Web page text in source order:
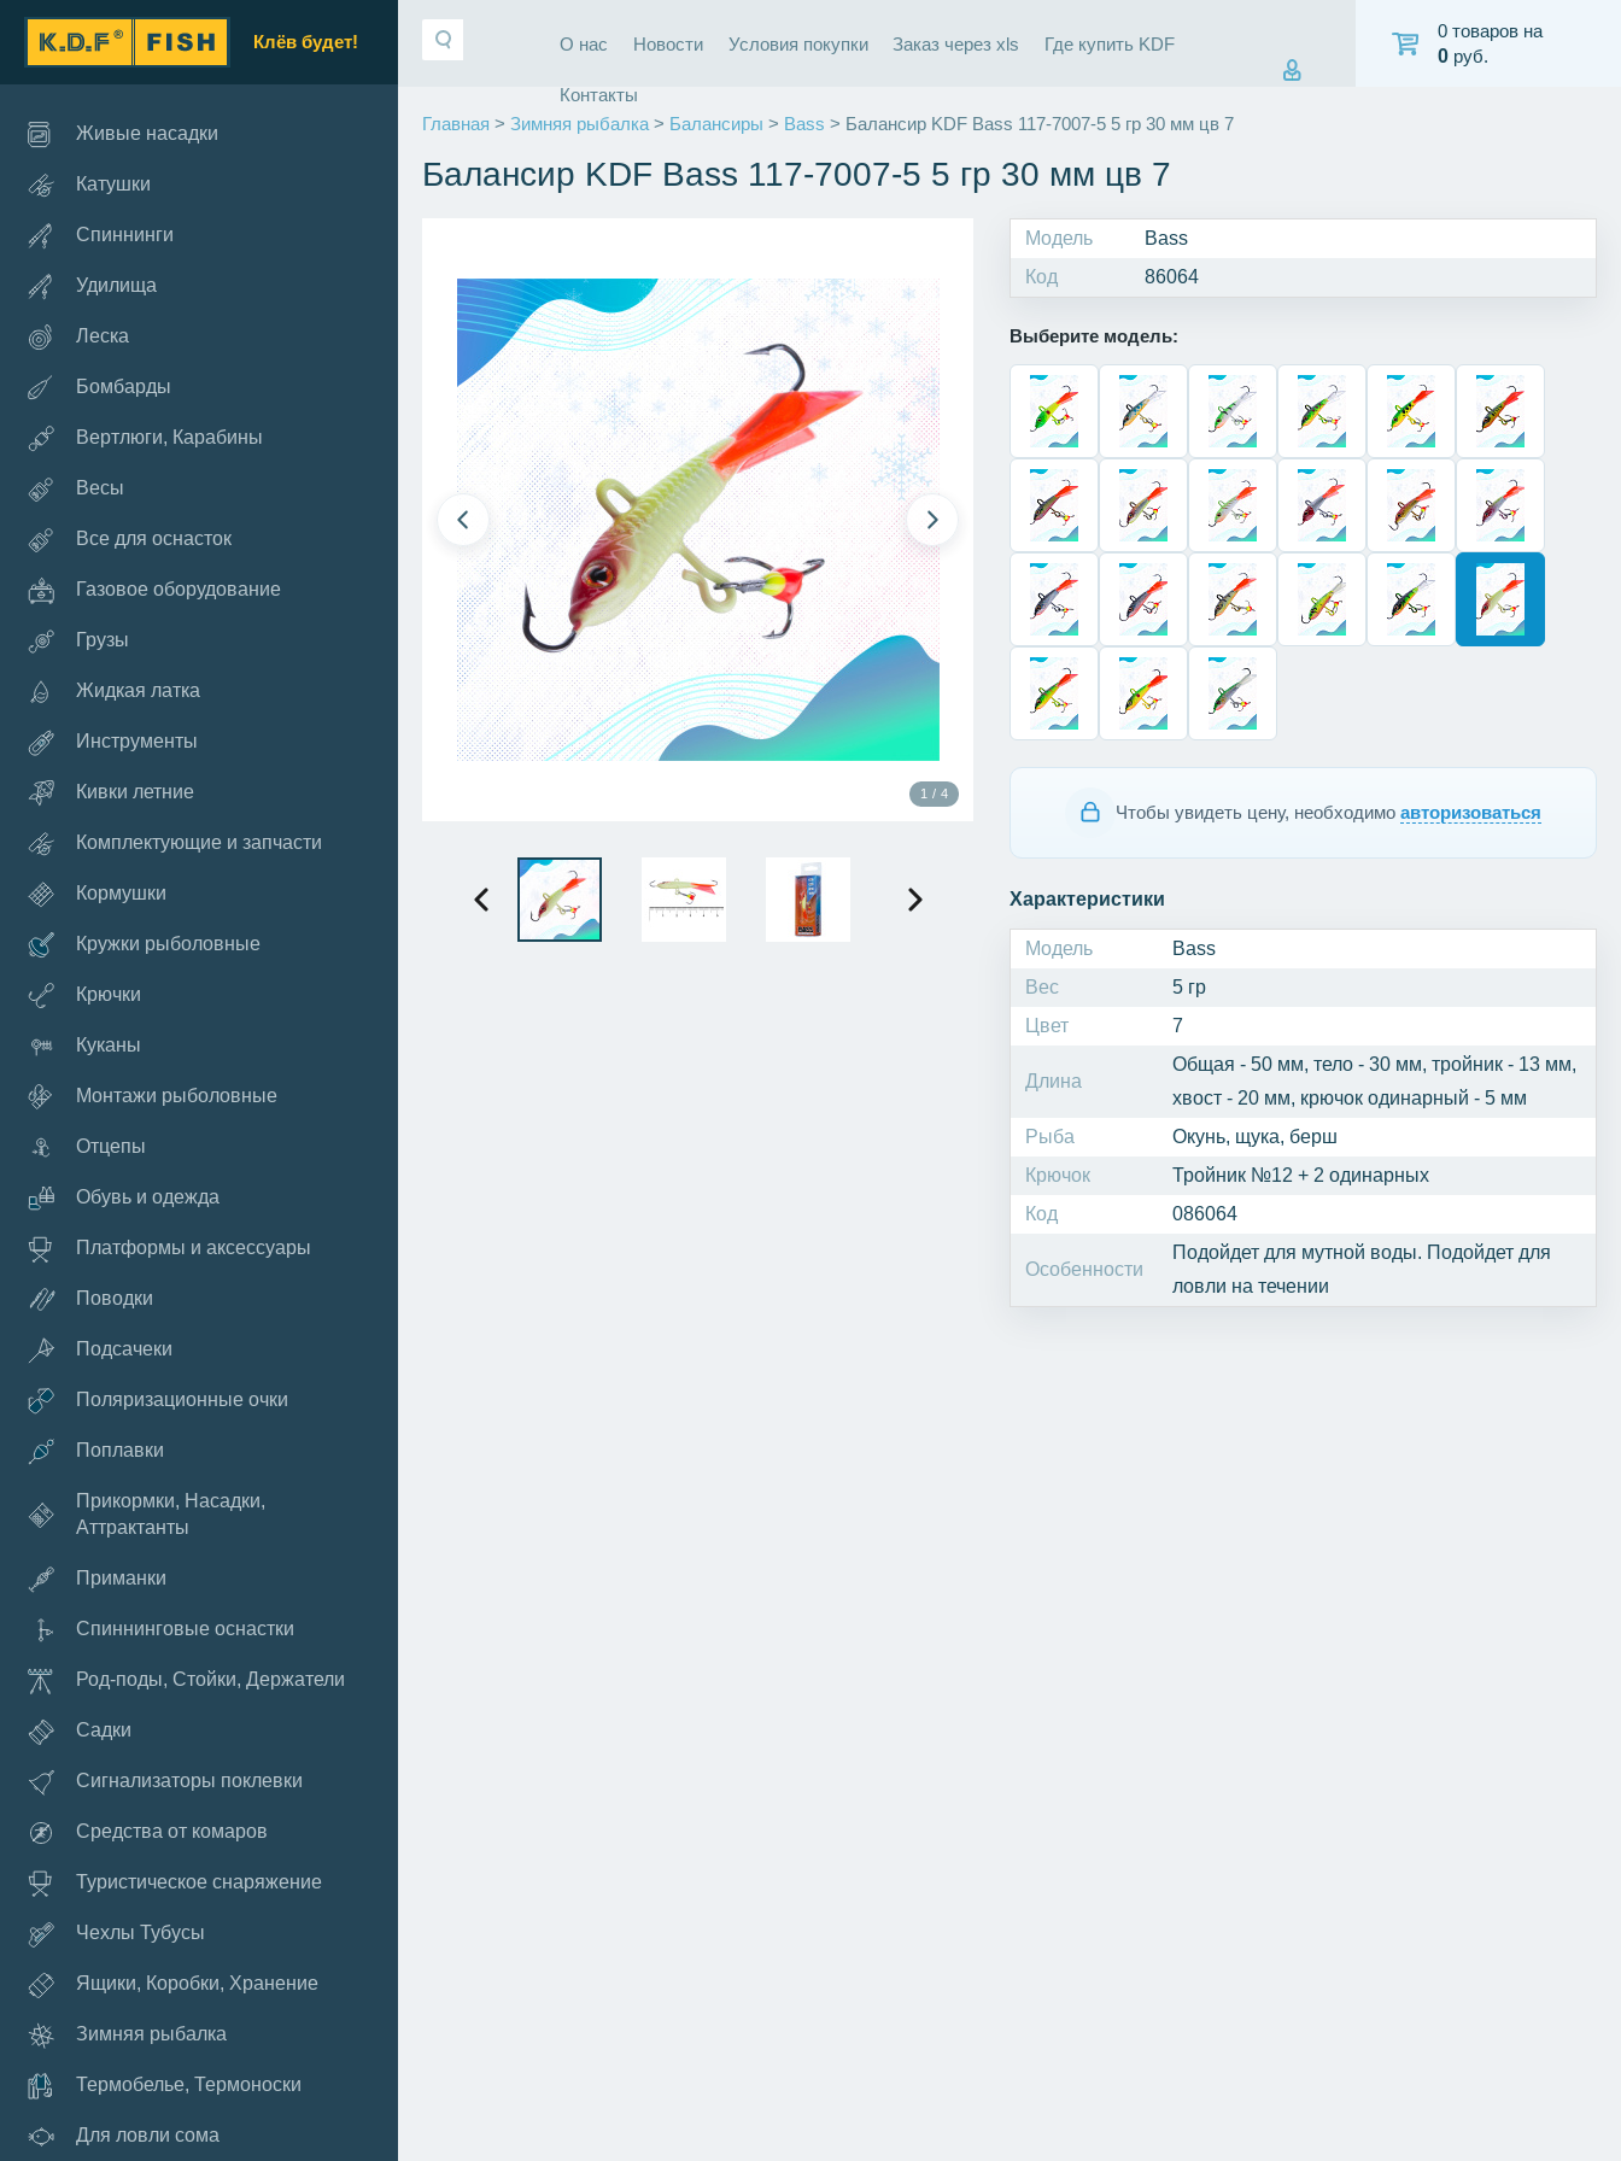
Клёв будет!
Живые насадки
Катушки
Спиннинги
Удилища
Леска
Бомбарды
Вертлюги, Карабины
Весы
Все для оснасток
Газовое оборудование
Грузы
Жидкая латка
Инструменты
Кивки летние
Комплектующие и запчасти
Кормушки
Кружки рыболовные
Крючки
Куканы
Монтажи рыболовные
Отцепы
Обувь и одежда
Платформы и аксессуары
Поводки
Подсачеки
Поляризационные очки
Поплавки
Прикормки, Насадки,
Аттрактанты
Приманки
Спиннинговые оснастки
Род-поды, Стойки, Держатели
Садки
Сигнализаторы поклевки
Средства от комаров
Туристическое снаряжение
Чехлы Тубусы
Ящики, Коробки, Хранение
Зимняя рыбалка
Термобелье, Термоноски
Для ловли сома
О нас Новости Условия покупки Заказ через xls Где купить KDF
Контакты
0 товаров на
0 руб.
Главная > Зимняя рыбалка > Балансиры > Bass > Балансир KDF Bass 117-7007-5 5 гр 30 мм цв 7
Балансир KDF Bass 117-7007-5 5 гр 30 мм цв 7
1 / 4
Модель
Bass
Код
86064
Выберите модель:
Чтобы увидеть цену, необходимо авторизоваться
Характеристики
Модель
Bass
Вес
5 гр
Цвет
7
Длина
Общая - 50 мм, тело - 30 мм, тройник - 13 мм,
хвост - 20 мм, крючок одинарный - 5 мм
Рыба
Окунь, щука, берш
Крючок
Тройник №12 + 2 одинарных
Код
086064
Особенности
Подойдет для мутной воды. Подойдет для
ловли на течении